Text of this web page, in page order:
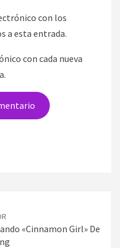
con los
a esta entrada.
con cada nueva
«Cinnamon Girl» De